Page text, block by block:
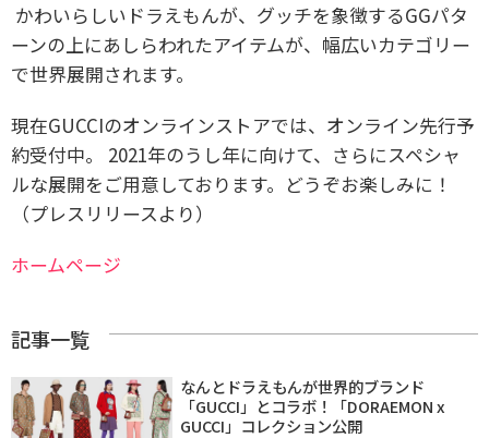
かわいらしいドラえもんが、グッチを象徴するGGパタ
ーンの上にあしらわれたアイテムが、幅広いカテゴリー
で世界展開されます。
現在GUCCIのオンラインストアでは、オンライン先行予
約受付中。 2021年のうし年に向けて、さらにスペシャ
ルな展開をご用意しております。どうぞお楽しみに！
（プレスリリースより）
ホームページ
記事一覧
なんとドラえもんが世界的ブランド
「GUCCI」とコラボ！「DORAEMON x
GUCCI」コレクション公開